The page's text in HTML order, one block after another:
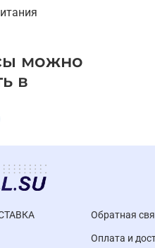
можно
в
Обратная
Оплата и